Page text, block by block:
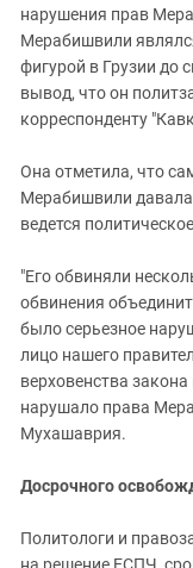
нарушения прав
Мерабишвили
фигурой в Грузии до
вывод, что он
корреспонденту
Она отметила, что
Мерабишвили давала
ведется
"Его обвиняли
обвинения
было серьезное
лицо нашего
верховенства
нарушало права
Мухашаврия.
Досрочного
Политологи и